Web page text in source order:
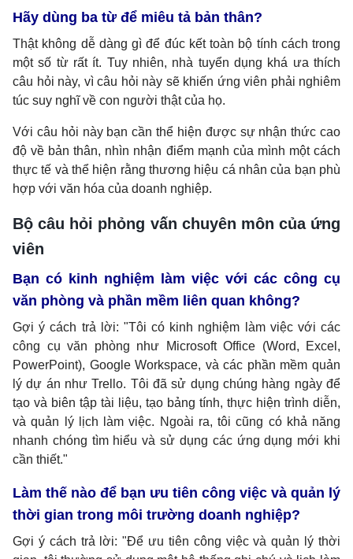
Hãy dùng ba từ để miêu tả bản thân?
Thật không dễ dàng gì để đúc kết toàn bộ tính cách trong
một số từ rất ít. Tuy nhiên, nhà tuyển dụng khá ưa thích
câu hỏi này, vì câu hỏi này sẽ khiến ứng viên phải nghiêm
túc suy nghĩ về con người thật của họ.
Với câu hỏi này bạn cần thể hiện được sự nhận thức cao
độ về bản thân, nhìn nhận điểm mạnh của mình một cách
thực tế và thể hiện rằng thương hiệu cá nhân của bạn phù
hợp với văn hóa của doanh nghiệp.
Bộ câu hỏi phỏng vấn chuyên môn của ứng
viên
Bạn có kinh nghiệm làm việc với các công cụ
văn phòng và phần mềm liên quan không?
Gợi ý cách trả lời: "Tôi có kinh nghiệm làm việc với các
công cụ văn phòng như Microsoft Office (Word, Excel,
PowerPoint), Google Workspace, và các phần mềm quản
lý dự án như Trello. Tôi đã sử dụng chúng hàng ngày để
tạo và biên tập tài liệu, tạo bảng tính, thực hiện trình diễn,
và quản lý lịch làm việc. Ngoài ra, tôi cũng có khả năng
nhanh chóng tìm hiểu và sử dụng các ứng dụng mới khi
cần thiết."
Làm thế nào để bạn ưu tiên công việc và quản lý
thời gian trong môi trường doanh nghiệp?
Gợi ý cách trả lời: "Để ưu tiên công việc và quản lý thời